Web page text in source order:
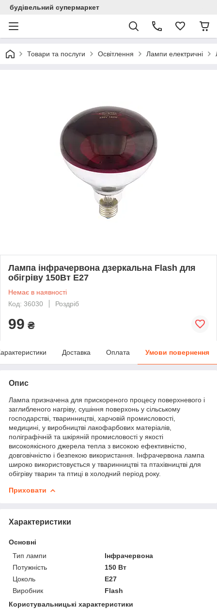
будівельний супермаркет
Товари та послуги Освітлення Лампи електричні
Лампа інфрачервона дзеркальна Flash для
обігріву 150Вт Е27
Немає в наявності
Код: 36030
Роздріб
99 ₴
Доставка Оплата Умови повернення
Опис
Лампа призначена для прискореного процесу поверхневого і
заглибленого нагріву, сушіння поверхонь у сільському
господарстві, тваринництві, харчовій промисловості,
медицині, у виробництві лакофарбових матеріалів,
поліграфічній та шкіряній промисловості у якості
високоякісного джерела тепла з високою ефективністю,
довговічністю і безпекою використання. Інфрачервона лампа
широко використовується у тваринництві та птахівництві для
обігріву тварин та птиці в холодний період року.
Приховати
Характеристики
Основні
Тип лампи
Інфрачервона
Потужність
150 Вт
Цоколь
E27
Виробник
Flash
Користувальницькі характеристики